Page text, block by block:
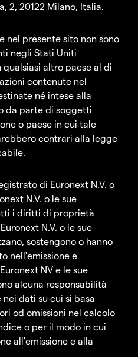
2, 20122 Milano, Italia.
nel presente sito non sono
negli Stati Uniti
altro paese al di
contenute nel
né intese alla
da parte di soggetti
o paese in cui tale
contrari alla legge
di Euronext N.V. o
N.V. o le sue
i diritti di proprietà
N.V. o le sue
sostengono o hanno
nell'emissione e
NV e le sue
alcuna responsabilità
dati su cui si basa
od omissioni nel calcolo
o per il modo in cui
all'emissione e alla